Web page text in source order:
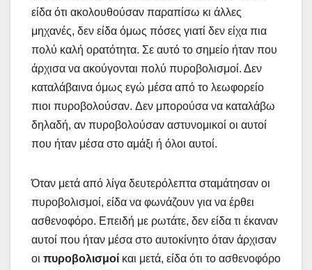
είδα ότι ακολουθούσαν παραπίσω κι άλλες
μηχανές, δεν είδα όμως πόσες γιατί δεν είχα πια
πολύ καλή ορατότητα. Σε αυτό το σημείο ήταν που
άρχισα να ακούγονται πολύ πυροβολισμοί. Δεν
καταλάβαινα όμως εγώ μέσα από το λεωφορείο
πιοι πυροβολούσαν. Δεν μπορούσα να καταλάβω
δηλαδή, αν πυροβολούσαν αστυνομικοί οι αυτοί
που ήταν μέσα στο αμάξι ή όλοι αυτοί.
Όταν μετά από λίγα δευτερόλεπτα σταμάτησαν οι
πυροβολισμοί, είδα να φωνάζουν για να έρθει
ασθενοφόρο. Επειδή με ρωτάτε, δεν είδα τι έκαναν
αυτοί που ήταν μέσα στο αυτοκίνητο όταν άρχισαν
οι πυροβολισμοί και μετά, είδα ότι το ασθενοφόρο